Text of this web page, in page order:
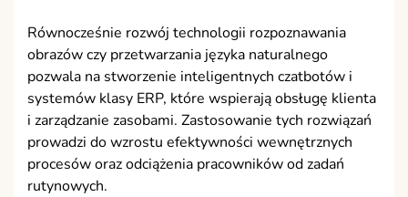
Równocześnie rozwój technologii rozpoznawania
obrazów czy przetwarzania języka naturalnego
pozwala na stworzenie inteligentnych czatbotów i
systemów klasy ERP, które wspierają obsługę klienta
i zarządzanie zasobami. Zastosowanie tych rozwiązań
prowadzi do wzrostu efektywności wewnętrznych
procesów oraz odciążenia pracowników od zadań
rutynowych.